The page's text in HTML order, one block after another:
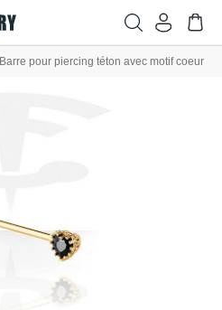
Barre pour piercing téton avec motif coeur